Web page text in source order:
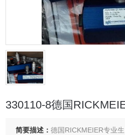
330110-8德国
简要描述：德国RICKMEIER专业